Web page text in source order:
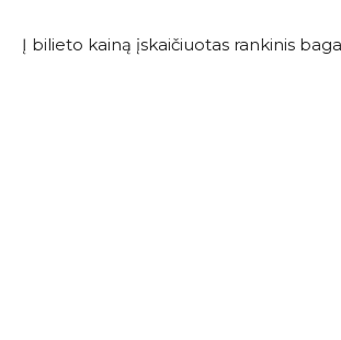
Į bilieto kainą įskaičiuotas rankinis